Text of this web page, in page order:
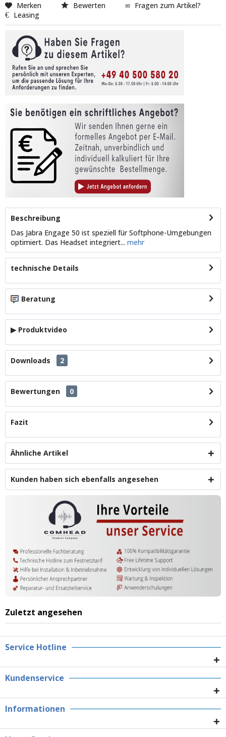
Merken Bewerten
Fragen zum Artikel?
Leasing
Beschreibung
Das Jabra Engage 50 ist speziell für Softphone-Umgebungen
optimiert. Das Headset integriert... mehr
technische Details
Beratung
▶ Produktvideo
Downloads 2
Bewertungen 0
Fazit
Ähnliche Artikel
Kunden haben sich ebenfalls angesehen
Zuletzt angesehen
Service Hotline
Kundenservice
Informationen